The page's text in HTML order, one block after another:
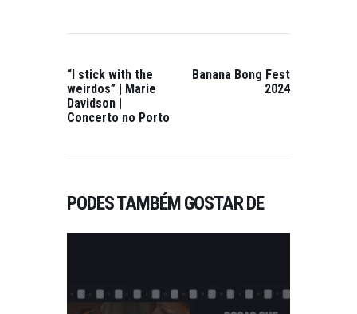
“I stick with the
weirdos” | Marie
Davidson |
Concerto no Porto
Banana Bong Fest
2024
PODES TAMBÉM GOSTAR DE